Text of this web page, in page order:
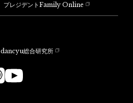
プレジデントFamily Online
dancyu総合研究所